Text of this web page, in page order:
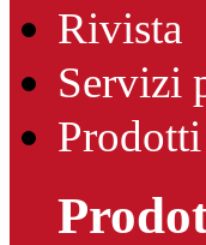
Rivista
Servizi
Prodotti